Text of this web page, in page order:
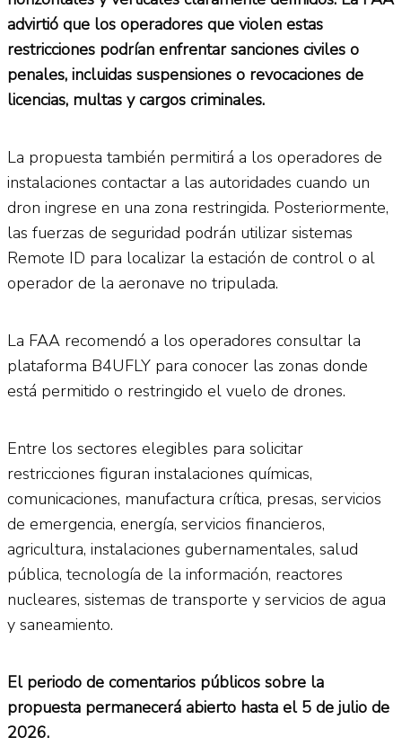
advirtió que los operadores que violen estas
restricciones podrían enfrentar sanciones civiles o
penales, incluidas suspensiones o revocaciones de
licencias, multas y cargos criminales.
La propuesta también permitirá a los operadores de
instalaciones contactar a las autoridades cuando un
dron ingrese en una zona restringida. Posteriormente,
las fuerzas de seguridad podrán utilizar sistemas
Remote ID para localizar la estación de control o al
operador de la aeronave no tripulada.
La FAA recomendó a los operadores consultar la
plataforma B4UFLY para conocer las zonas donde
está permitido o restringido el vuelo de drones.
Entre los sectores elegibles para solicitar
restricciones figuran instalaciones químicas,
comunicaciones, manufactura crítica, presas, servicios
de emergencia, energía, servicios financieros,
agricultura, instalaciones gubernamentales, salud
pública, tecnología de la información, reactores
nucleares, sistemas de transporte y servicios de agua
y saneamiento.
El periodo de comentarios públicos sobre la
propuesta permanecerá abierto hasta el 5 de julio de
2026.